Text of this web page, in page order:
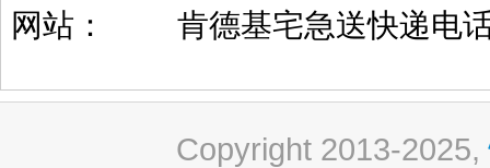
网站： 肯德基宅急送快递电话
Copyright 2013-2025,